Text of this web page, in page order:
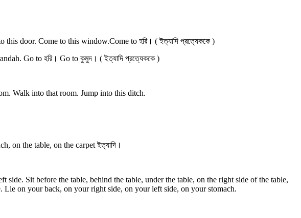
door. Come to this window.Come to হরি। ( ইত্যাদি প্রত্যেককে )
Go to হরি। Go to কুমুদ। ( ইত্যাদি প্রত্যেককে )
room. Walk into that room. Jump into this ditch.
on the table, on the carpet ইত্যাদি।
Sit before the table, behind the table, under the table, on the right side of the table,
Lie on your back, on your right side, on your left side, on your stomach.